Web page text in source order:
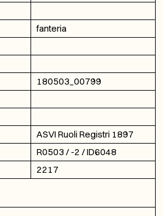
fanteria
180503_00799
ASVI Ruoli Registri 1897
R0503 / -2 / ID6048
2217